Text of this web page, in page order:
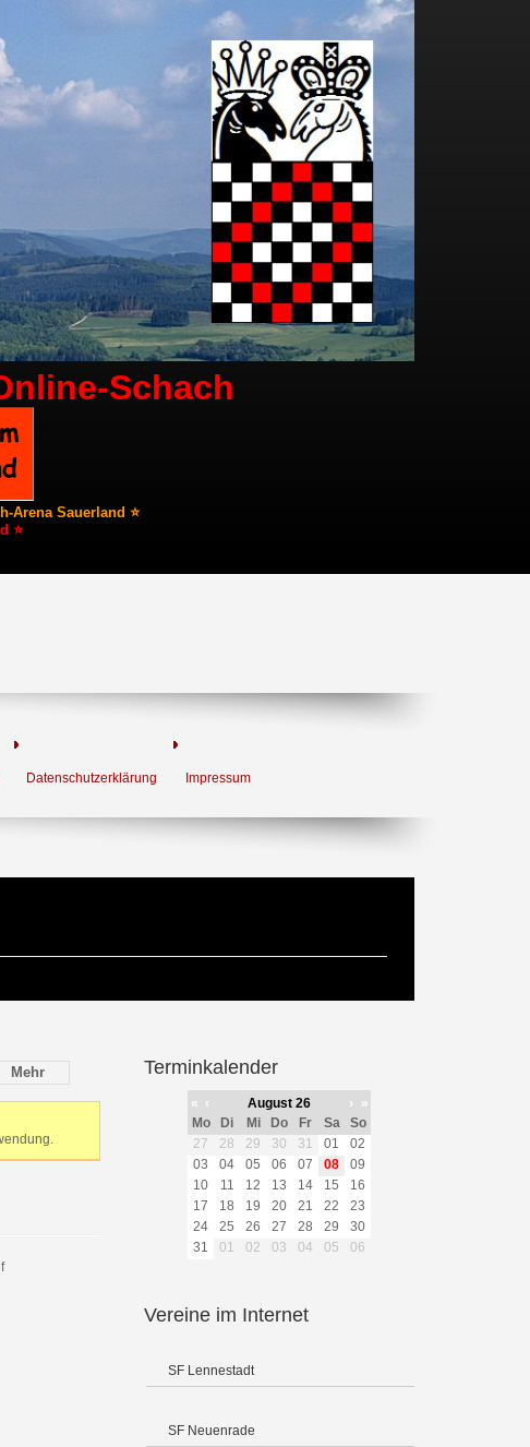
Schach
Arena Sauerland ⭐
⭐
Datenschutzerklärung Impressum
Mehr Terminkalender
« ‹ August 26 ›
»
Mo
Di Mi Do Fr Sa
So
27
28 29 30 31 01
02
03
04 05 06 07 08
09
10
11 12 13 14 15
16
17
18 19 20 21 22
23
24
25 26 27 28 29
30
31
01 02 03 04 05 06
Vereine im Internet
SF Lennestadt
SF Neuenrade